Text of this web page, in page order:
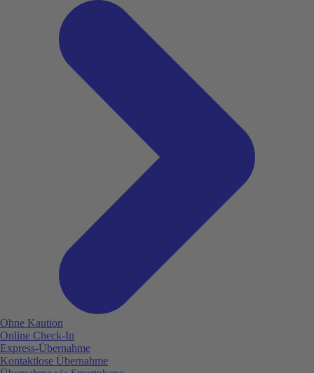
Ohne Kaution
Online Check-In
Express-Übernahme
Kontaktlose Übernahme